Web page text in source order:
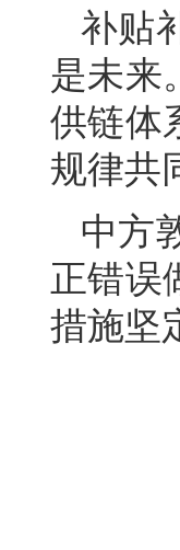
补贴
是未来
供链体
规律共
中方
正错误
措施坚